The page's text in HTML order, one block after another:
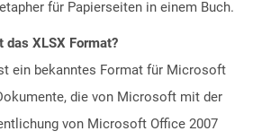
für Papierseiten in einem Buch.
das XLSX Format?
ein bekanntes Format für Microsoft
die von Microsoft mit der
von Microsoft Office 2007